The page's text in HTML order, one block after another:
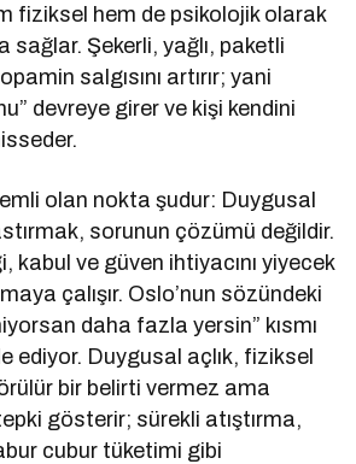
fiziksel hem de psikolojik olarak
sağlar. Şekerli, yağlı, paketli
salgısını artırır; yani
devreye girer ve kişi kendini
olan nokta şudur: Duygusal
sorunun çözümü değildir.
kabul ve güven ihtiyacını yiyecek
çalışır. Oslo’nun sözündeki
daha fazla yersin” kısmı
ediyor. Duygusal açlık, fiziksel
bir belirti vermez ama
gösterir; sürekli atıştırma,
cubur tüketimi gibi